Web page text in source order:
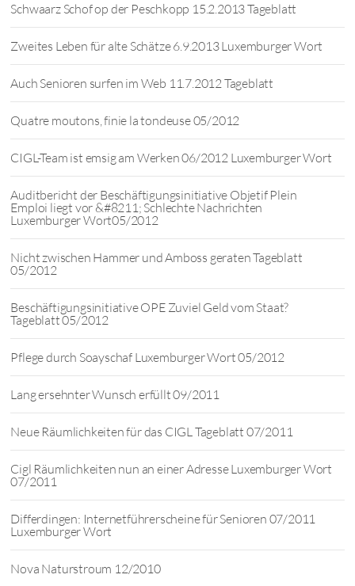
Schwaarz Schof op der Peschkopp 15.2.2013 Tageblatt
Zweites Leben für alte Schätze 6.9.2013 Luxemburger Wort
Auch Senioren surfen im Web 11.7.2012 Tageblatt
Quatre moutons, finie la tondeuse 05/2012
CIGL-Team ist emsig am Werken 06/2012 Luxemburger Wort
Auditbericht der Beschäftigungsinitiative Objetif Plein
Emploi liegt vor &#8211; Schlechte Nachrichten
Luxemburger Wort05/2012
Nicht zwischen Hammer und Amboss geraten Tageblatt
05/2012
Beschäftigungsinitiative OPE Zuviel Geld vom Staat?
Tageblatt 05/2012
Pflege durch Soayschaf Luxemburger Wort 05/2012
Lang ersehnter Wunsch erfüllt 09/2011
Neue Räumlichkeiten für das CIGL Tageblatt 07/2011
Cigl Räumlichkeiten nun an einer Adresse Luxemburger Wort
07/2011
Differdingen: Internetführerscheine für Senioren 07/2011
Luxemburger Wort
Nova Naturstroum 12/2010